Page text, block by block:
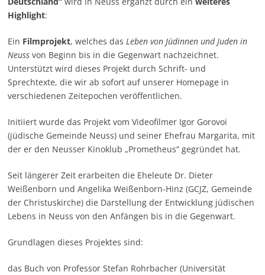
Highlight:
Ein Filmprojekt, welches das Leben von Jüdinnen und Juden in
Neussvon Beginn bis in die Gegenwart nachzeichnet.
Unterstützt wird dieses Projekt durch Schrift- und
Sprechtexte, die wir ab sofort auf unserer Homepage in
verschiedenen Zeitepochen veröffentlichen.
Initiiert wurde das Projekt vom Videofilmer Igor Gorovoi
(jüdische Gemeinde Neuss) und seiner Ehefrau Margarita, mit
der er den Neusser Kinoklub „Prometheus“ gegründet hat.
Seit längerer Zeit erarbeiten die Eheleute Dr. Dieter
Weißenborn und Angelika Weißenborn-Hinz (GCJZ, Gemeinde
der Christuskirche) die Darstellung der Entwicklung jüdischen
Lebens in Neuss von den Anfängen bis in die Gegenwart.
Grundlagen dieses Projektes sind:
das Buch von Professor Stefan Rohrbacher (Universität